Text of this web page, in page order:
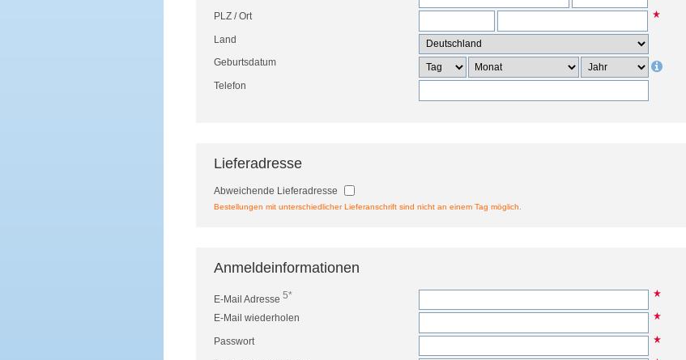
PLZ/Ort
Land
Geburtsdatum
Telefon
Lieferadresse
Abweichende Lieferadresse
Bestellungen mit unterschiedlicher Lieferanschrift sind nicht an einem Tag möglich.
Anmeldeinformationen
E-Mail Adresse 5*
E-Mail wiederholen
Passwort